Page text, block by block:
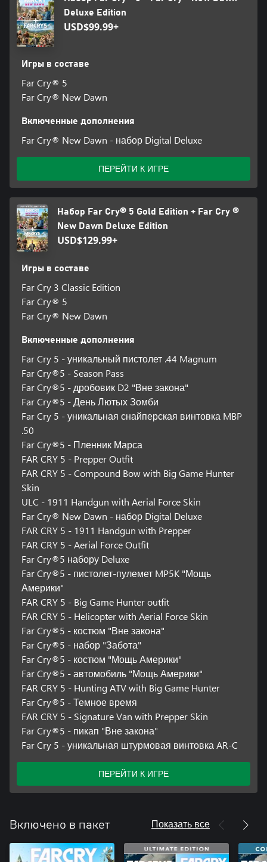
Deluxe Edition
USD$99.99+
Игры в составе
Far Cry® 5
Far Cry® New Dawn
Включенные дополнения
Far Cry® New Dawn - набор Digital Deluxe
ПЕРЕЙТИ К ИГРЕ
Набор Far Cry® 5 Gold Edition + Far Cry ®
New Dawn Deluxe Edition
USD$129.99+
Игры в составе
Far Cry 3 Classic Edition
Far Cry® 5
Far Cry® New Dawn
Включенные дополнения
Far Cry 5 - уникальный пистолет .44 Magnum
Far Cry®5 - Season Pass
Far Cry®5 - дробовик D2 "Вне закона"
Far Cry®5 - День Лютых Зомби
Far Cry 5 - уникальная снайперская винтовка MBP
.50
Far Cry®5 - Пленник Марса
FAR CRY 5 - Prepper Outfit
FAR CRY 5 - Compound Bow with Big Game Hunter
Skin
ULC - 1911 Handgun with Aerial Force Skin
Far Cry® New Dawn - набор Digital Deluxe
FAR CRY 5 - 1911 Handgun with Prepper
FAR CRY 5 - Aerial Force Outfit
Far Cry®5 набору Deluxe
Far Cry®5 - пистолет-пулемет MP5K "Мощь
Америки"
FAR CRY 5 - Big Game Hunter outfit
FAR CRY 5 - Helicopter with Aerial Force Skin
Far Cry®5 - костюм "Вне закона"
Far Cry®5 - набор "Забота"
Far Cry®5 - костюм "Мощь Америки"
Far Cry®5 - автомобиль "Мощь Америки"
FAR CRY 5 - Hunting ATV with Big Game Hunter
Far Cry®5 - Темное время
FAR CRY 5 - Signature Van with Prepper Skin
Far Cry®5 - пикап "Вне закона"
Far Cry 5 - уникальная штурмовая винтовка AR-C
ПЕРЕЙТИ К ИГРЕ
Включено в пакет Показать все